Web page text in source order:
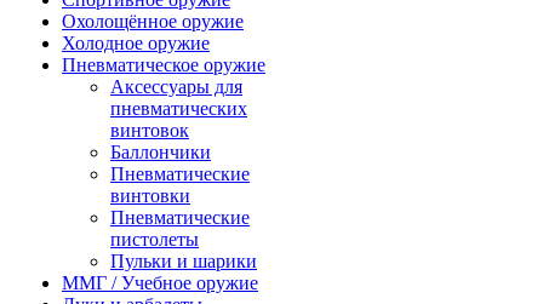
Охолощённое оружие
Холодное оружие
Пневматическое оружие
Аксессуары для
пневматических
винтовок
Баллончики
Пневматические
винтовки
Пневматические
пистолеты
Пульки и шарики
ММГ / Учебное оружие